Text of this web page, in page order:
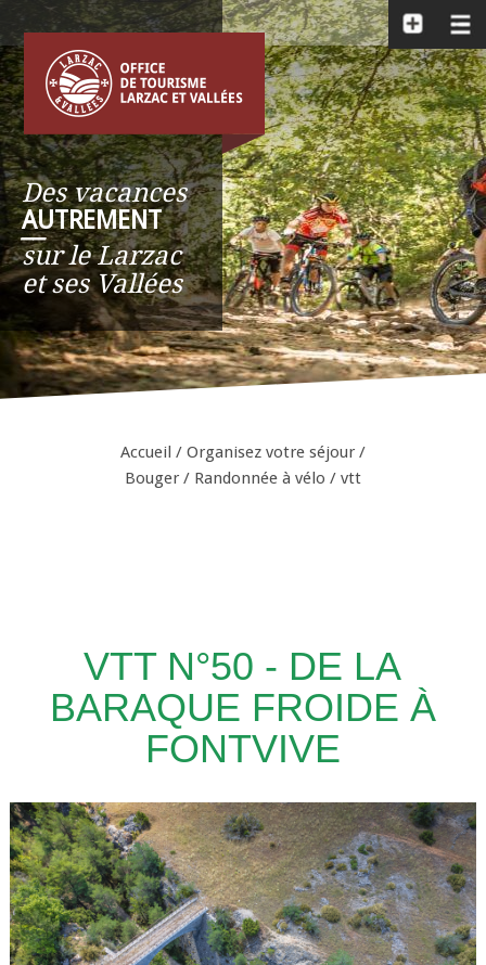
Des vacances
AUTREMENT
__
sur le Larzac
et ses Vallées
Accueil / Organisez votre séjour /
Bouger / Randonnée à vélo / vtt
VTT N°50 - DE LA
BARAQUE FROIDE À
FONTVIVE